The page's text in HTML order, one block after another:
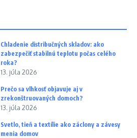
Chladenie distribučných skladov: ako
zabezpečiť stabilnú teplotu počas celého
roka?
13. júla 2026
Prečo sa vlhkosť objavuje aj v
zrekonštruovaných domoch?
13. júla 2026
Svetlo, tieň a textílie ako záclony a závesy
menia domov